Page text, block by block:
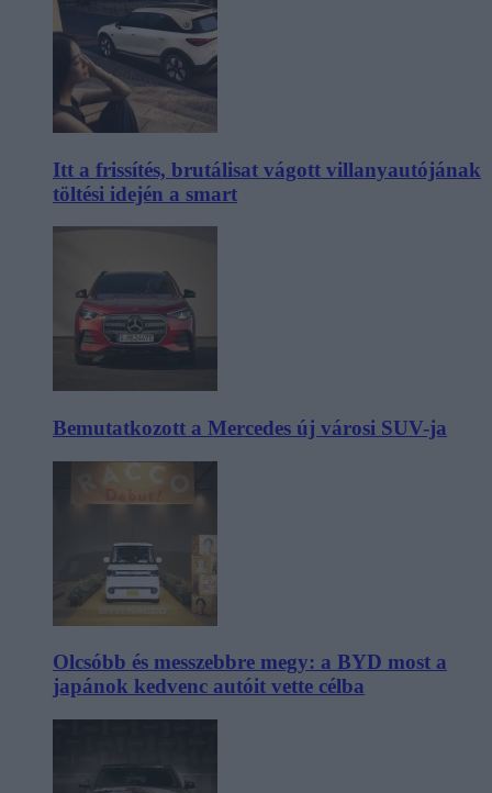
Itt a frissítés, brutálisat vágott villanyautójának
töltési idején a smart
Bemutatkozott a Mercedes új városi SUV-ja
Olcsóbb és messzebbre megy: a BYD most a
japánok kedvenc autóit vette célba